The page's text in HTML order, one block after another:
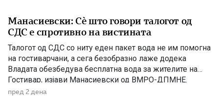
Манасиевски: Сè што говори талогот од
СДС е спротивно на вистината
Талогот од СДС со ниту еден пакет вода не им помогна
на гостиварчани, а сега безобразно лаже додека
Владата обезбедува бесплатна вода за жителите на
Гостивар, изјави Манасиевски од ВМРО-ДПМНЕ.
„Колку злоба и неискреност има во СДС, кога дрско се
пред 2 дена